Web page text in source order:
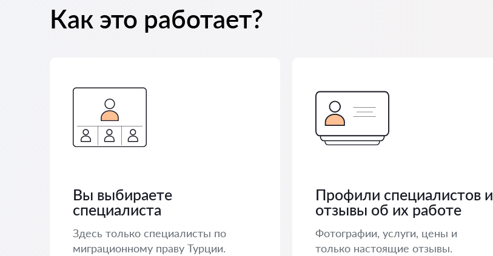
Как это работает?
Вы выбираете
специалиста
Здесь только специалисты по
миграционному праву Турции.
Профили специалистов и
отзывы об их работе
Фотографии, услуги, цены и
только настоящие отзывы.